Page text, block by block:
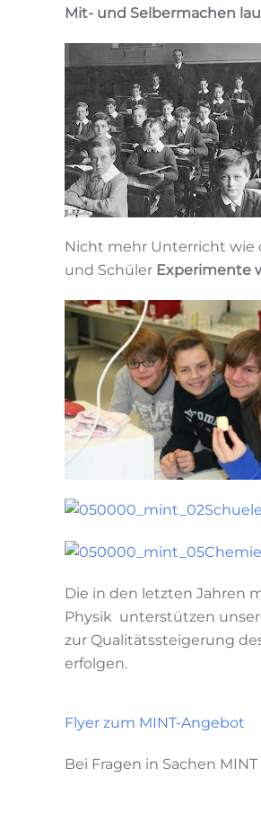
Mit- und Selbermachen
Nicht mehr Unterricht wie
und Schüler Experimente
Die in den letzten Jahren
Physik unterstützen
zur Qualitätssteigerung
erfolgen.
Flyer zum MINT-Angebot
Bei Fragen in Sachen